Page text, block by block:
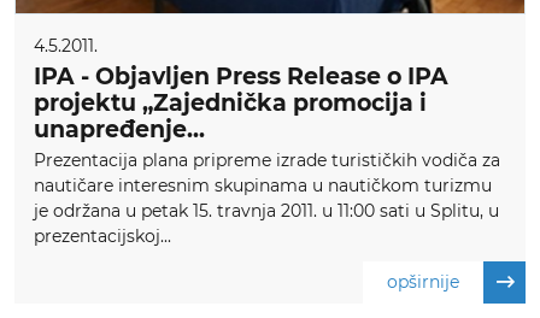
4.5.2011.
IPA - Objavljen Press Release o IPA
projektu „Zajednička promocija i
unapređenje...
Prezentacija plana pripreme izrade turističkih vodiča za
nautičare interesnim skupinama u nautičkom turizmu
je održana u petak 15. travnja 2011. u 11:00 sati u Splitu, u
prezentacijskoj...
opširnije